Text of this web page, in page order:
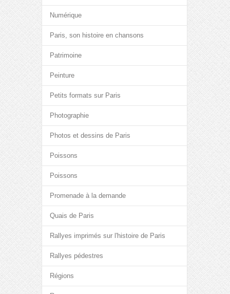
Numérique
Paris, son histoire en chansons
Patrimoine
Peinture
Petits formats sur Paris
Photographie
Photos et dessins de Paris
Poissons
Poissons
Promenade à la demande
Quais de Paris
Rallyes imprimés sur l'histoire de Paris
Rallyes pédestres
Régions